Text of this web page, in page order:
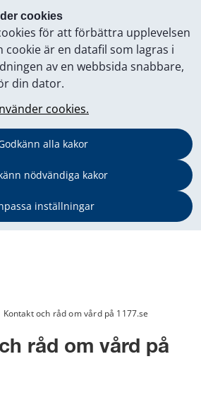
cookies
för att förbättra upplevelsen
cookie är en datafil som lagras i
av en webbsida snabbare,
din dator.
cookies.
alla kakor
nödvändiga kakor
inställningar
Kontakt och råd om vård på 1177.se
råd om vård på